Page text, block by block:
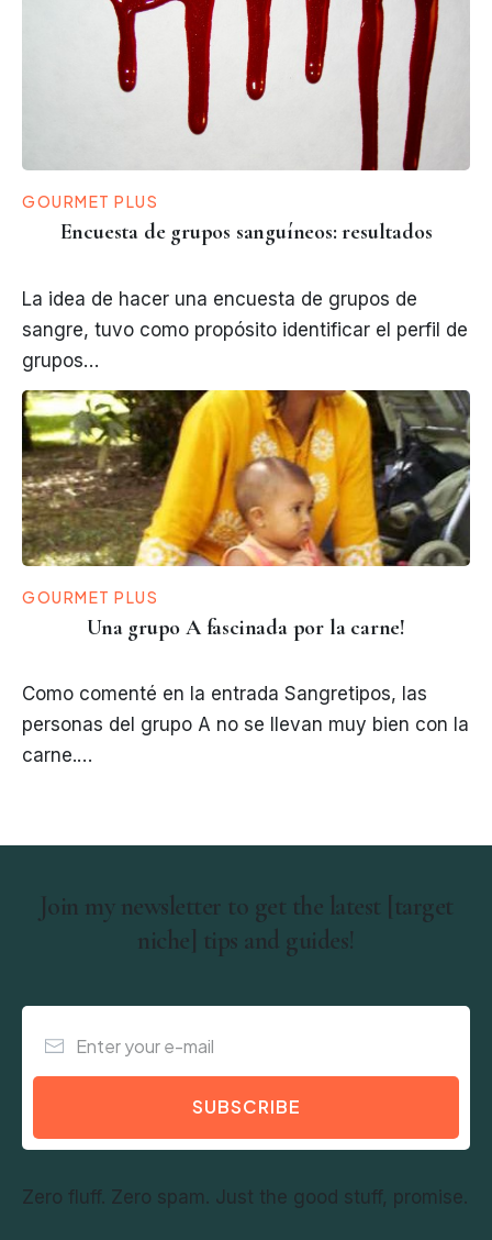
GOURMET PLUS
Encuesta de grupos sanguíneos: resultados
La idea de hacer una encuesta de grupos de
sangre, tuvo como propósito identificar el perfil de
grupos…
GOURMET PLUS
Una grupo A fascinada por la carne!
Como comenté en la entrada Sangretipos, las
personas del grupo A no se llevan muy bien con la
carne.…
Join my newsletter to get the latest [target
niche] tips and guides!
SUBSCRIBE
Zero fluff. Zero spam. Just the good stuff, promise.